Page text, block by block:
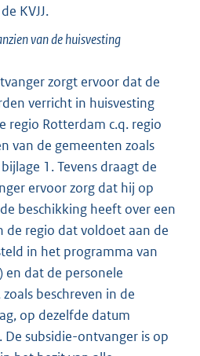
KVJJ.
van de huisvesting
zorgt ervoor dat de
verricht in huisvesting
regio Rotterdam c.q. regio
van de gemeenten zoals
1. Tevens draagt de
ervoor zorg dat hij op
beschikking heeft over een
de regio dat voldoet aan de
in het programma van
en dat de personele
beschreven in de
op dezelfde datum
De subsidie-ontvanger is op